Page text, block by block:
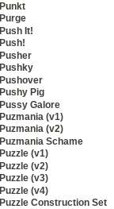
Punkt
Purge
Push It!
Push!
Pusher
Pushky
Pushover
Pushy Pig
Pussy Galore
Puzmania (v1)
Puzmania (v2)
Puzmania Schame
Puzzle (v1)
Puzzle (v2)
Puzzle (v3)
Puzzle (v4)
Puzzle Construction Set